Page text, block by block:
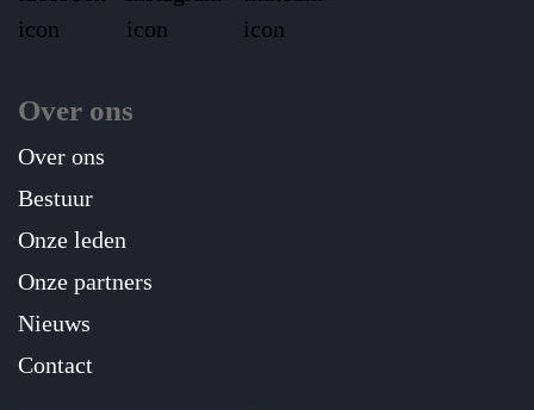
Over ons
Over ons
Bestuur
Onze leden
Onze partners
Nieuws
Contact